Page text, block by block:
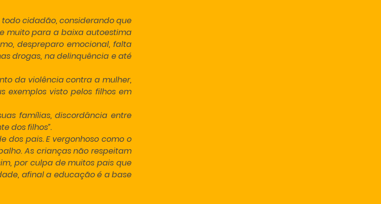
cidadão, considerando que
muito para a baixa autoestima
despreparo emocional, falta
drogas, na delinquência e até
da violência contra a mulher,
visto pelos filhos em
famílias, discordância entre
dos filhos”.
dos pais. E vergonhoso como o
As crianças não respeitam
por culpa de muitos pais que
afinal a educação é a base